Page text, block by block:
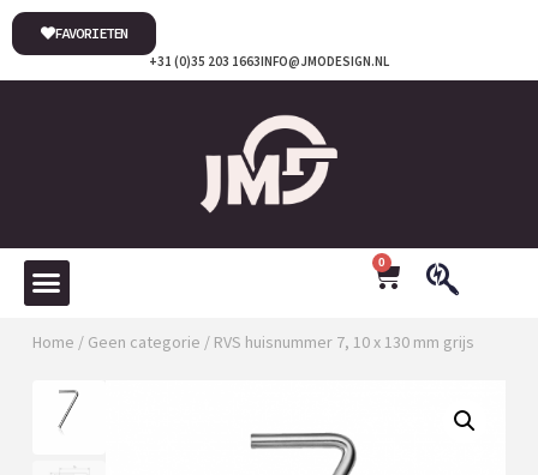
INFO@JMODESIGN.NL
+31 (0)35 203 1663
FAVORIETEN
0
Home / Geen categorie / RVS huisnummer 7, 10 x 130 mm grijs